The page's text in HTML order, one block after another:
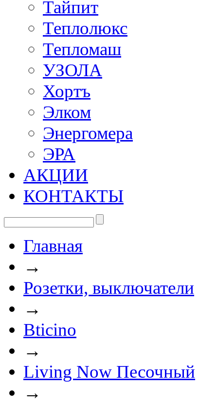
Тайпит
Теплолюкс
Тепломаш
УЗОЛА
Хортъ
Элком
Энергомера
ЭРА
АКЦИИ
КОНТАКТЫ
Главная
→
Розетки, выключатели
→
Bticino
→
Living Now Песочный
→